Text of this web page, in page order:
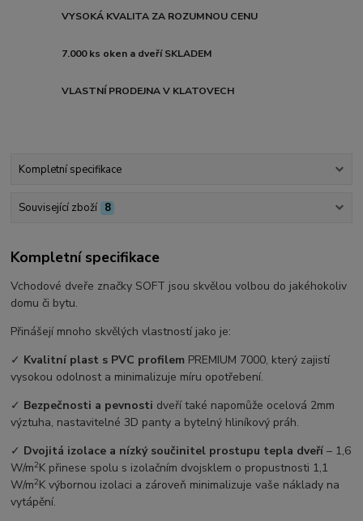
VYSOKÁ KVALITA ZA ROZUMNOU CENU
7.000 ks oken a dveří SKLADEM
VLASTNÍ PRODEJNA V KLATOVECH
Kompletní specifikace
Související zboží 8
Kompletní specifikace
Vchodové dveře značky SOFT jsou skvělou volbou do jakéhokoliv
domu či bytu.
Přinášejí mnoho skvělých vlastností jako je:
✓ Kvalitní plast s PVC profilem PREMIUM 7000, který zajistí
vysokou odolnost a minimalizuje míru opotřebení.
✓ Bezpečnosti a pevnosti dveří také napomůže ocelová 2mm
výztuha, nastavitelné 3D panty a bytelný hliníkový práh.
✓ Dvojitá izolace a nízký součinitel prostupu tepla dveří –⁠ 1,6
W/m2K přinese spolu s izolačním dvojsklem o propustnosti 1,1
W/m2K výbornou izolaci a zároveň minimalizuje vaše náklady na
vytápění.